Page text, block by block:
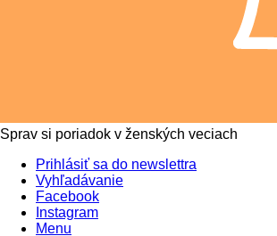
Sprav si poriadok v ženských veciach
Prihlásiť sa do newslettra
Vyhľadávanie
Facebook
Instagram
Menu